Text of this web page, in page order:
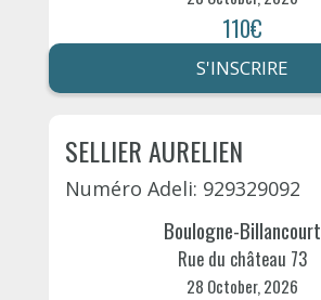
110€
S'INSCRIRE
SELLIER AURELIEN
Numéro Adeli: 929329092
Boulogne-Billancourt
Rue du château 73
28 October, 2026